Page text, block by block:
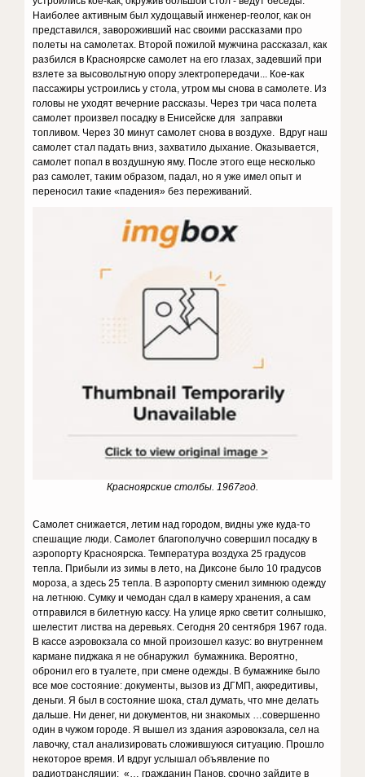
Наиболее активным был худощавый инженер-геолог, как он
представился, завороживший нас своими рассказами про
полеты на самолетах. Второй пожилой мужчина рассказал, как
разбился в Красноярске самолет на его глазах, задевший при
взлете за высовольтную опору электропередачи... Кое-как
пассажиры устроились у стола, утром мы снова в самолете. Из
головы не уходят вечерние рассказы. Через три часа полета
самолет произвел посадку в Енисейске для заправки
топливом. Через 30 минут самолет снова в воздухе. Вдруг наш
самолет стал падать вниз, захватило дыхание. Оказывается,
самолет попал в воздушную яму. После этого еще несколько
раз самолет, таким образом, падал, но я уже имел опыт и
переносил такие «падения» без переживаний.
Красноярские столбы. 1967год.
Самолет снижается, летим над городом, видны уже куда-то
спешащие люди. Самолет благополучно совершил посадку в
аэропорту Красноярска. Температура воздуха 25 градусов
тепла. Прибыли из зимы в лето, на Диксоне было 10 градусов
мороза, а здесь 25 тепла. В аэропорту сменил зимнюю одежду
на летнюю. Сумку и чемодан сдал в камеру хранения, а сам
отправился в билетную кассу. На улице ярко светит солнышко,
шелестит листва на деревьях. Сегодня 20 сентября 1967 года.
В кассе аэровокзала со мной произошел казус: во внутреннем
кармане пиджака я не обнаружил бумажника. Вероятно,
обронил его в туалете, при смене одежды. В бумажнике было
все мое состояние: документы, вызов из ДГМП, аккредитивы,
деньги. Я был в состояние шока, стал думать, что мне делать
дальше. Ни денег, ни документов, ни знакомых …совершенно
один в чужом городе. Я вышел из здания аэровокзала, сел на
лавочку, стал анализировать сложившуюся ситуацию. Прошло
некоторое время. И вдруг услышал объявление по
радиотрансляции: «… гражданин Панов, срочно зайдите в